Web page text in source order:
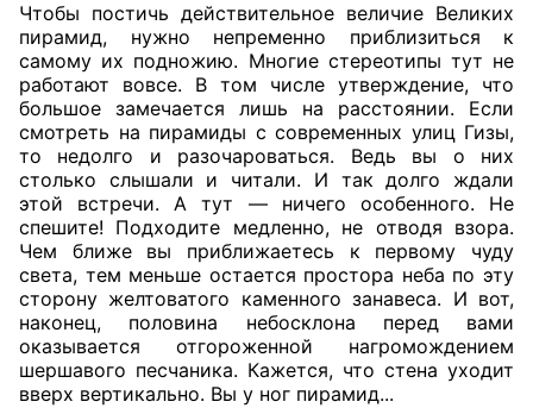
Чтобы постичь действительное величие Великих
пирамид, нужно непременно приблизиться к
самому их подножию. Многие стереотипы тут не
работают вовсе. В том числе утверждение, что
большое замечается лишь на расстоянии. Если
смотреть на пирамиды с современных улиц Гизы,
то недолго и разочароваться. Ведь вы о них
столько слышали и читали. И так долго ждали
этой встречи. А тут — ничего особенного. Не
спешите! Подходите медленно, не отводя взора.
Чем ближе вы приближаетесь к первому чуду
света, тем меньше остается простора неба по эту
сторону желтоватого каменного занавеса. И вот,
наконец, половина небосклона перед вами
оказывается отгороженной нагромождением
шершавого песчаника. Кажется, что стена уходит
вверх вертикально. Вы у ног пирамид...